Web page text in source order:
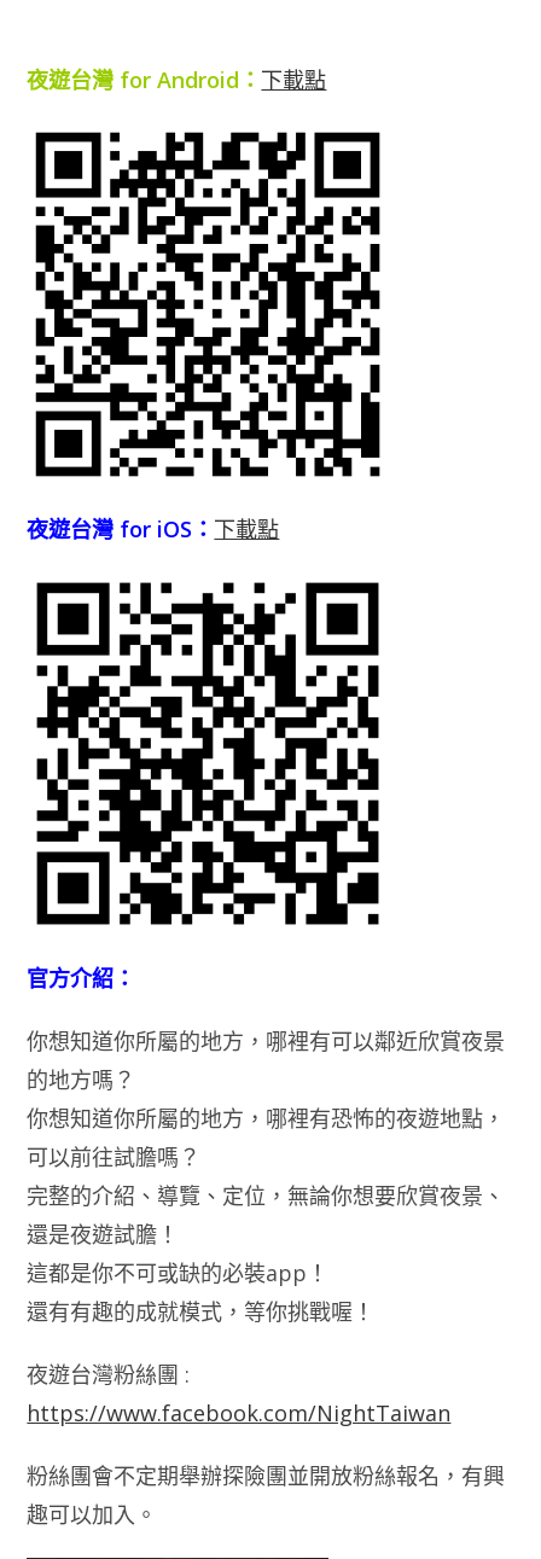
夜遊台灣 for Android： 下載點
夜遊台灣 for iOS： 下載點
官方介紹：
你想知道你所屬的地方，哪裡有可以鄰近欣賞夜景
的地方嗎？
你想知道你所屬的地方，哪裡有恐怖的夜遊地點，
可以前往試膽嗎？
完整的介紹、導覽、定位，無論你想要欣賞夜景、
還是夜遊試膽！
這都是你不可或缺的必裝app！
還有有趣的成就模式，等你挑戰喔！
夜遊台灣粉絲團 :
https://www.facebook.com/NightTaiwan
粉絲團會不定期舉辦探險團並開放粉絲報名，有興
趣可以加入。